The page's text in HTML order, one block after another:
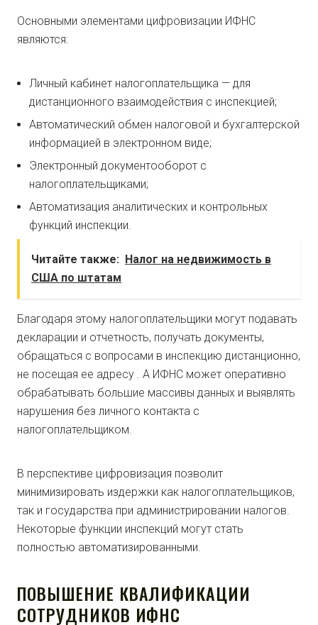
Основными элементами цифровизации ИФНС
являются:
Личный кабинет налогоплательщика — для
дистанционного взаимодействия с инспекцией;
Автоматический обмен налоговой и бухгалтерской
информацией в электронном виде;
Электронный документооборот с
налогоплательщиками;
Автоматизация аналитических и контрольных
функций инспекции.
Читайте также: Налог на недвижимость в
США по штатам
Благодаря этому налогоплательщики могут подавать
декларации и отчетность, получать документы,
обращаться с вопросами в инспекцию дистанционно,
не посещая ее адресу . А ИФНС может оперативно
обрабатывать большие массивы данных и выявлять
нарушения без личного контакта с
налогоплательщиком.
В перспективе цифровизация позволит
минимизировать издержки как налогоплательщиков,
так и государства при администрировании налогов.
Некоторые функции инспекций могут стать
полностью автоматизированными.
ПОВЫШЕНИЕ КВАЛИФИКАЦИИ
СОТРУДНИКОВ ИФНС